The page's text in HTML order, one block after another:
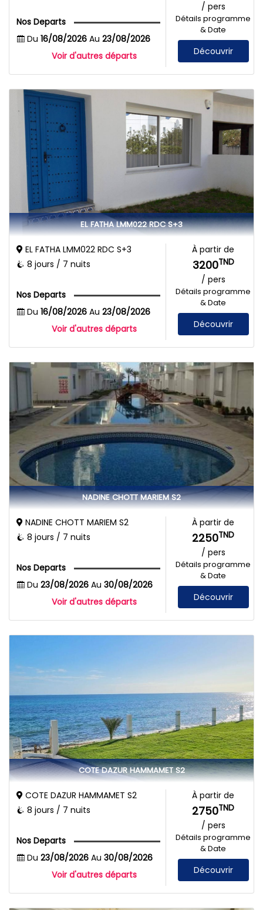
Nos Departs
Du 16/08/2026 Au 23/08/2026
Voir d'autres départs
/ pers
Détails programme
& Date
Découvrir
EL FATHA LMM022 RDC S+3
EL FATHA LMM022 RDC S+3
8 jours / 7 nuits
Nos Departs
Du 16/08/2026 Au 23/08/2026
Voir d'autres départs
À partir de
3200TND
/ pers
Détails programme
& Date
Découvrir
NADINE CHOTT MARIEM S2
NADINE CHOTT MARIEM S2
8 jours / 7 nuits
Nos Departs
Du 23/08/2026 Au 30/08/2026
Voir d'autres départs
À partir de
2250TND
/ pers
Détails programme
& Date
Découvrir
COTE DAZUR HAMMAMET S2
COTE DAZUR HAMMAMET S2
8 jours / 7 nuits
Nos Departs
Du 23/08/2026 Au 30/08/2026
Voir d'autres départs
À partir de
2750TND
/ pers
Détails programme
& Date
Découvrir